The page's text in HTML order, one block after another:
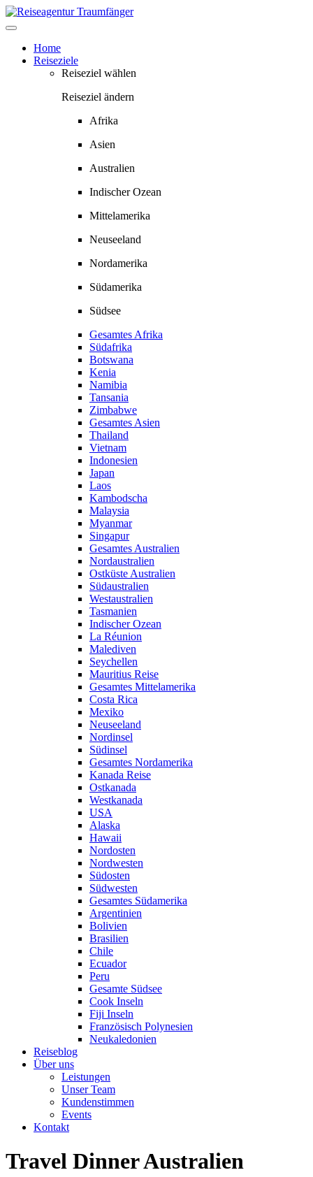
Springe
zum
Home
Reiseziele
Reiseziel wählen
Reiseziel ändern
Afrika
Asien
Australien
Indischer Ozean
Mittelamerika
Neuseeland
Nordamerika
Südamerika
Südsee
Gesamtes Afrika
Südafrika
Botswana
Kenia
Namibia
Tansania
Zimbabwe
Gesamtes Asien
Thailand
Vietnam
Indonesien
Japan
Laos
Kambodscha
Malaysia
Myanmar
Singapur
Gesamtes Australien
Nordaustralien
Ostküste Australien
Südaustralien
Westaustralien
Tasmanien
Indischer Ozean
La Réunion
Malediven
Seychellen
Mauritius Reise
Gesamtes Mittelamerika
Costa Rica
Mexiko
Neuseeland
Nordinsel
Südinsel
Gesamtes Nordamerika
Kanada Reise
Ostkanada
Westkanada
USA
Alaska
Hawaii
Nordosten
Nordwesten
Südosten
Südwesten
Gesamtes Südamerika
Argentinien
Bolivien
Brasilien
Chile
Ecuador
Peru
Gesamte Südsee
Cook Inseln
Fiji Inseln
Französisch Polynesien
Neukaledonien
Reiseblog
Über uns
Leistungen
Unser Team
Kundenstimmen
Events
Kontakt
Travel Dinner Australien